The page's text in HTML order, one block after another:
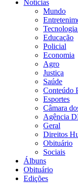
Notícias
Mundo
Educação
Policial
Economia
Agro
Justiça
Saúde
Conteúdo
Esportes
Câmara
Agência
Geral
Direitos
Obituário
Sociais
Álbuns
Obituário
Edições